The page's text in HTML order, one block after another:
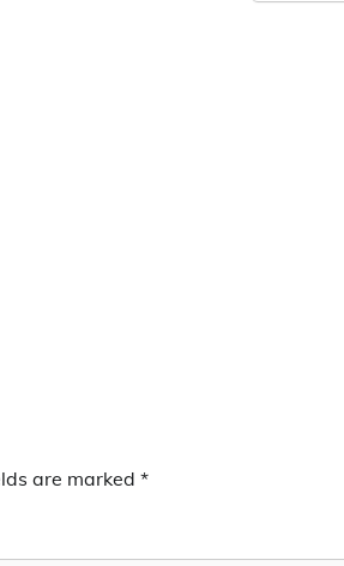
are marked *